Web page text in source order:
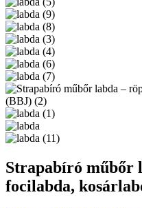
Strapabíró műbőr
focilabda,